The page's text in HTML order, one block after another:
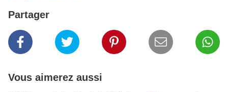
Partager
Vous aimerez aussi